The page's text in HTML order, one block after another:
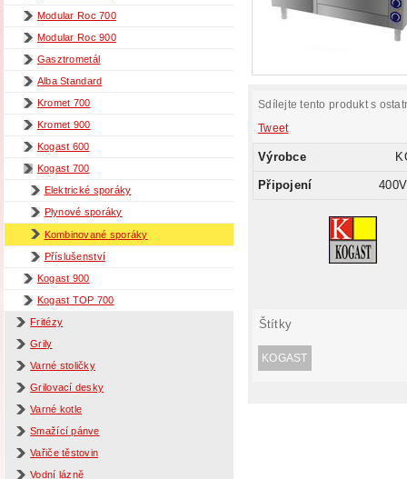
Modular Roc 700
Modular Roc 900
Gasztrometál
Alba Standard
Kromet 700
Kromet 900
Kogast 600
Kogast 700
Elektrické sporáky
Plynové sporáky
Kombinované sporáky
Příslušenství
Kogast 900
Kogast TOP 700
Fritézy
Grily
Varné stoličky
Grilovací desky
Varné kotle
Smažící pánve
Vařiče těstovin
Vodní lázně
Sdílejte tento produkt s
Tweet
Výrobce
Připojení
Štítky
KOGAST